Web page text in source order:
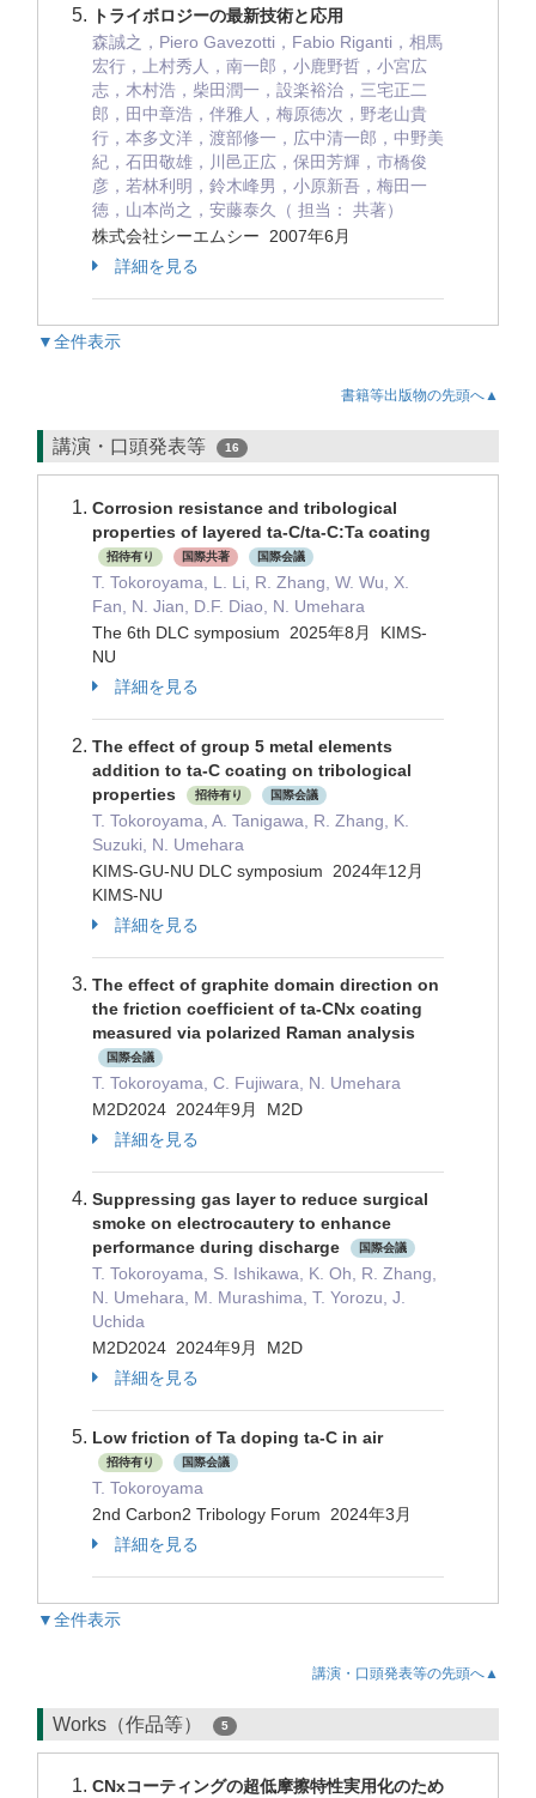
トライボロジーの最新技術と応用
森誠之，Piero Gavezotti，Fabio Riganti，相馬
宏行，上村秀人，南一郎，小鹿野哲，小宮広
志，木村浩，柴田潤一，設楽裕治，三宅正二
郎，田中章浩，伴雅人，梅原徳次，野老山貴
行，本多文洋，渡部修一，広中清一郎，中野美
紀，石田敬雄，川邑正広，保田芳輝，市橋俊
彦，若林利明，鈴木峰男，小原新吾，梅田一
徳，山本尚之，安藤泰久（ 担当： 共著）
株式会社シーエムシー 2007年6月
詳細を見る
▼全件表示
書籍等出版物の先頭へ▲
講演・口頭発表等 16
Corrosion resistance and tribological
properties of layered ta-C/ta-C:Ta coating
招待有り 国際共著 国際会議
T. Tokoroyama, L. Li, R. Zhang, W. Wu, X.
Fan, N. Jian, D.F. Diao, N. Umehara
The 6th DLC symposium 2025年8月 KIMS-
NU
詳細を見る
The effect of group 5 metal elements
addition to ta-C coating on tribological
properties
招待有り 国際会議
T. Tokoroyama, A. Tanigawa, R. Zhang, K.
Suzuki, N. Umehara
KIMS-GU-NU DLC symposium 2024年12月
KIMS-NU
詳細を見る
The effect of graphite domain direction on
the friction coefficient of ta-CNx coating
measured via polarized Raman analysis
国際会議
T. Tokoroyama, C. Fujiwara, N. Umehara
M2D2024 2024年9月 M2D
詳細を見る
Suppressing gas layer to reduce surgical
smoke on electrocautery to enhance
performance during discharge
国際会議
T. Tokoroyama, S. Ishikawa, K. Oh, R. Zhang,
N. Umehara, M. Murashima, T. Yorozu, J.
Uchida
M2D2024 2024年9月 M2D
詳細を見る
Low friction of Ta doping ta-C in air
招待有り 国際会議
T. Tokoroyama
2nd Carbon2 Tribology Forum 2024年3月
詳細を見る
▼全件表示
講演・口頭発表等の先頭へ▲
Works（作品等） 5
CNxコーティングの超低摩擦特性実用化のため